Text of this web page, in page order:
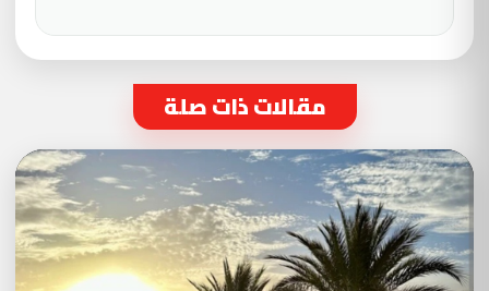
مقالات ذات صلة